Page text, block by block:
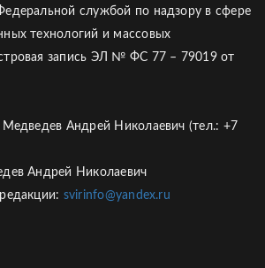
службой по надзору в сфере
технологий и массовых
запись ЭЛ № ФС 77 – 79019 от
Медведев Андрей Николаевич (тел.: +7
Андрей Николаевич
svirinfo@yandex.ru